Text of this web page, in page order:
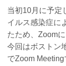
当初10月に予定
イルス感染症に
たため、Zoom
今回はボストン
でZoom